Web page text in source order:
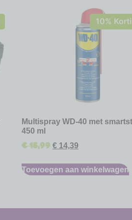
10%
Multispray WD-40 met
450 ml
€15,99 € 14,39
Toevoegen aan winkelwagen